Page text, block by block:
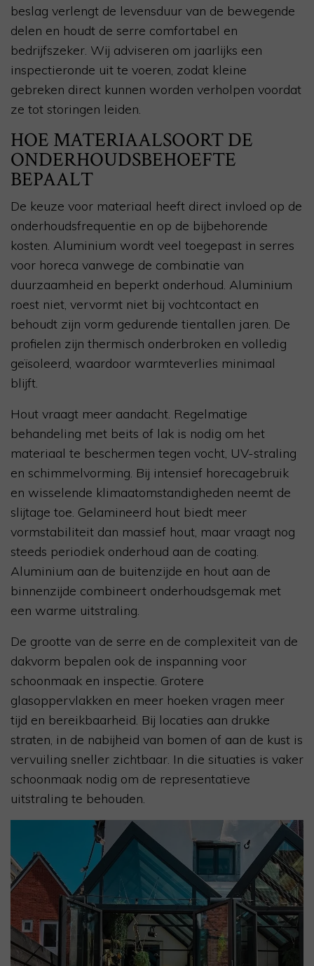
beslag verlengt de levensduur van de bewegende
delen en houdt de serre comfortabel en
bedrijfszeker. Wij adviseren om jaarlijks een
inspectieronde uit te voeren, zodat kleine
gebreken direct kunnen worden verholpen voordat
ze tot storingen leiden.
HOE MATERIAALSOORT DE
ONDERHOUDSBEHOEFTE
BEPAALT
De keuze voor materiaal heeft direct invloed op de
onderhoudsfrequentie en op de bijbehorende
kosten. Aluminium wordt veel toegepast in serres
voor horeca vanwege de combinatie van
duurzaamheid en beperkt onderhoud. Aluminium
roest niet, vervormt niet bij vochtcontact en
behoudt zijn vorm gedurende tientallen jaren. De
profielen zijn thermisch onderbroken en volledig
geïsoleerd, waardoor warmteverlies minimaal
blijft.
Hout vraagt meer aandacht. Regelmatige
behandeling met beits of lak is nodig om het
materiaal te beschermen tegen vocht, UV-straling
en schimmelvorming. Bij intensief horecagebruik
en wisselende klimaatomstandigheden neemt de
slijtage toe. Gelamineerd hout biedt meer
vormstabiliteit dan massief hout, maar vraagt nog
steeds periodiek onderhoud aan de coating.
Aluminium aan de buitenzijde en hout aan de
binnenzijde combineert onderhoudsgemak met
een warme uitstraling.
De grootte van de serre en de complexiteit van de
dakvorm bepalen ook de inspanning voor
schoonmaak en inspectie. Grotere
glasoppervlakken en meer hoeken vragen meer
tijd en bereikbaarheid. Bij locaties aan drukke
straten, in de nabijheid van bomen of aan de kust is
vervuiling sneller zichtbaar. In die situaties is vaker
schoonmaak nodig om de representatieve
uitstraling te behouden.